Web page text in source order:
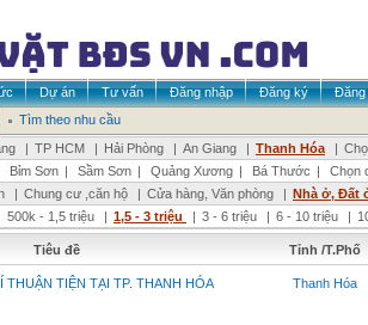
Dự án Tư vấn Đăng nhập Đăng ký
Đăng
Tìm theo nhu cầu
| TP HCM | Hải Phòng | An Giang | Thanh Hóa |
Bỉm Sơn | Sầm Sơn | Quảng Xương | Bá Thước |
Chọn
| Chung cư ,căn hộ | Cửa hàng, Văn phòng | Nhà ở, Đất
500k - 1,5 triệu | 1,5 - 3 triệu | 3 - 6 triệu | 6 - 10 triệu |
Tiêu đề Tỉnh /T.Phố
THUẬN TIỆN TẠI TP. THANH HÓA Thanh Hóa